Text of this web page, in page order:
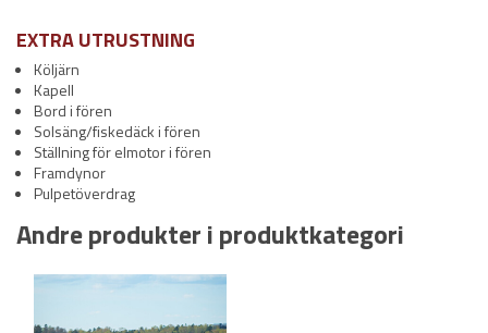
EXTRA UTRUSTNING
Köljärn
Kapell
Bord i fören
Solsäng/fiskedäck i fören
Ställning för elmotor i fören
Framdynor
Pulpetöverdrag
Andre produkter i produktkategori